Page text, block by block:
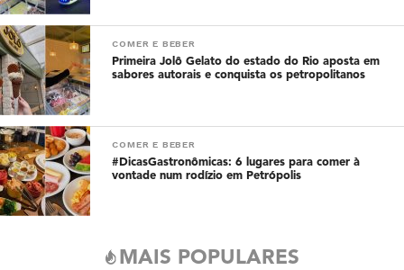
COMER E BEBER
Primeira Jolô Gelato do estado do Rio aposta em
sabores autorais e conquista os petropolitanos
COMER E BEBER
#DicasGastronômicas: 6 lugares para comer à
vontade num rodízio em Petrópolis
MAIS POPULARES